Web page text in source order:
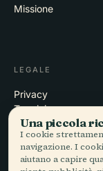
Missione
LEGALE
Privacy
Termini
Impostazioni cookie
Elimina account
Una piccola
I cookie
navigazione. I
aiutano a capire